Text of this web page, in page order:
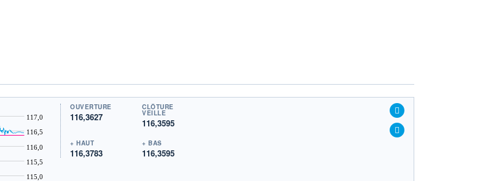
115,0
115,5
116,0
116,5
117,0
OUVERTURE
116,3627
CLÔTURE
VEILLE
116,3595
+ HAUT
116,3783
+ BAS
116,3595